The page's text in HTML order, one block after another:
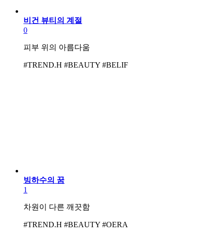
비건 뷰티의 계절
0
피부 위의 아름다움
#TREND.H #BEAUTY #BELIF
빙하수의 꿈
1
차원이 다른 깨끗함
#TREND.H #BEAUTY #OERA